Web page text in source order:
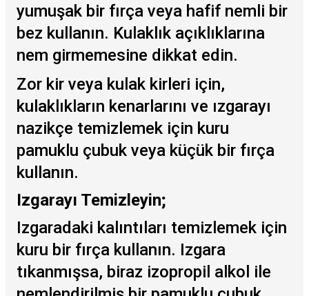
yumuşak bir fırça veya hafif nemli bir
bez kullanın. Kulaklık açıklıklarına
nem girmemesine dikkat edin.
Zor kir veya kulak kirleri için,
kulaklıkların kenarlarını ve ızgarayı
nazikçe temizlemek için kuru
pamuklu çubuk veya küçük bir fırça
kullanın.
Izgarayı Temizleyin;
Izgaradaki kalıntıları temizlemek için
kuru bir fırça kullanın. Izgara
tıkanmışsa, biraz izopropil alkol ile